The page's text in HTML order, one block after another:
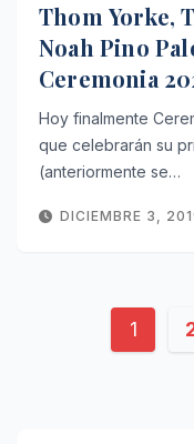
Thom Yorke,
Noah Pino
Ceremonia
Hoy finalmente
que celebrarán su
(anteriormente se…
DICIEMBRE 3,
1